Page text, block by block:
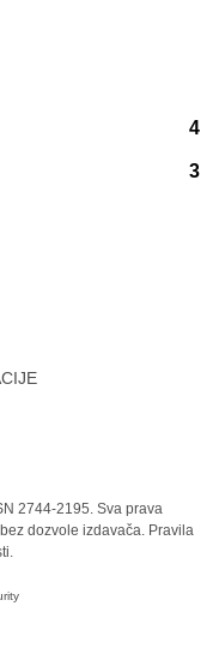
4
3
2744-2195. Sva prava
dozvole izdavača. Pravila